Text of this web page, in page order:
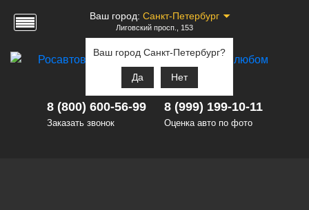
Ваш город: Санкт-Петербург
Ваш город Санкт-Петербург?
Да Нет
Лиговский просп., 153
8 (800) 600-56-99
Заказать звонок
8 (999) 199-10-11
Оценка авто по фото